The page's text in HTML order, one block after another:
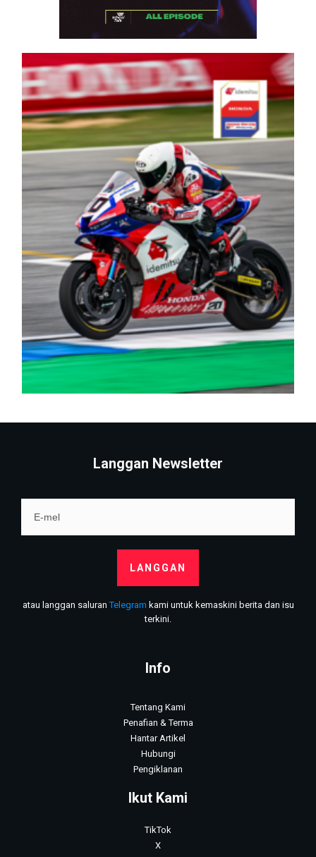
Langgan Newsletter
LANGGAN
atau langgan saluranTelegram kami untuk kemaskini berita dan isu
terkini.
Info
Tentang Kami
Penafian & Terma
Hantar Artikel
Hubungi
Pengiklanan
Ikut Kami
TikTok
X